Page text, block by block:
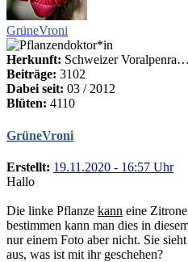
GrüneVroni
Herkunft: Schweizer Voralpenra…
Beiträge: 3102
Dabei seit: 03 / 2012
Blüten: 4110
GrüneVroni
Erstellt: 19.11.2020 - 16:57 Uhr
Hallo
Die linke Pflanze kann eine
bestimmen kann man dies in
nur einem Foto aber nicht. Sie
aus, was ist mit ihr geschehen?